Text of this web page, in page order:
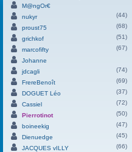
M@ngOr€
nukyr
(44)
proust75
(68)
grichkof
(51)
marcofifty
(67)
Johanne
jdcagli
(74)
FrereBenoît
(69)
DOGUET Léo
(37)
Cassiel
(72)
Pierrotinot
(50)
boineekig
(47)
Dienuedge
(45)
JACQUES vILLY
(66)